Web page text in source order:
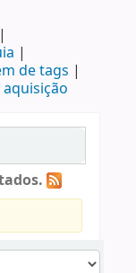
de tags